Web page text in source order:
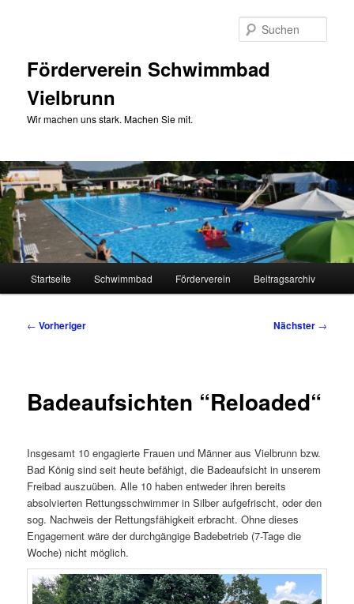
Förderverein Schwimmbad
Vielbrunn
Wir machen uns stark. Machen Sie mit.
Startseite Schwimmbad Förderverein Beitragsarchiv
Beitragsnavigation
← Vorheriger Nächster →
Badeaufsichten “Reloaded“
Insgesamt 10 engagierte Frauen und Männer aus Vielbrunn bzw.
Bad König sind seit heute befähigt, die Badeaufsicht in unserem
Freibad auszuüben. Alle 10 haben entweder ihren bereits
absolvierten Rettungsschwimmer in Silber aufgefrischt, oder den
sog. Nachweis der Rettungsfähigkeit erbracht. Ohne dieses
Engagement wäre der durchgängige Badebetrieb (7-Tage die
Woche) nicht möglich.